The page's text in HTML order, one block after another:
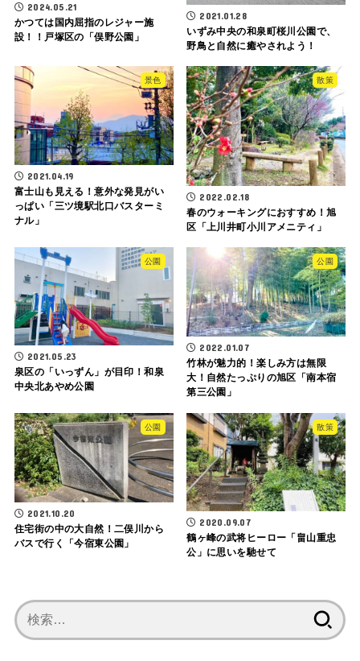
2024.05.21
かつては国内屈指のレジャー施
設！！戸塚区の「俣野公園」
2021.01.28
いずみ中央の和泉町桜川公園で、
野鳥と自然に癒やされよう！
景色
2021.04.19
富士山も見える！意外な発見がい
っぱい「三ツ境駅北口バスターミ
ナル」
散策
2022.02.18
春のウォーキングにおすすめ！旭
区「上川井町小川アメニティ」
公園
2021.05.23
泉区の「いっずん」が目印！和泉
中央北あやめ公園
公園
2022.01.07
竹林が魅力的！楽しみ方は無限
大！自然たっぷりの旭区「南本宿
第三公園」
公園
2021.10.20
住宅街の中の大自然！二俣川から
バスで行く「今宿東公園」
散策
2020.09.07
鶴ヶ峰の武将ヒーロー「畠山重忠
公」に思いを馳せて
索: